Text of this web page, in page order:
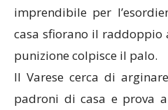
imprendibile per
casa sfiorano il raddoppio
punizione colpisce il palo.
Il Varese cerca di
padroni di casa e prova